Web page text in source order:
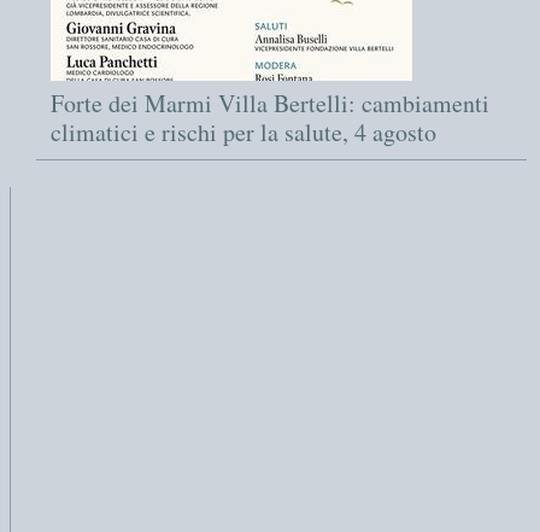
Forte dei Marmi Villa Bertelli: cambiamenti
climatici e rischi per la salute, 4 agosto